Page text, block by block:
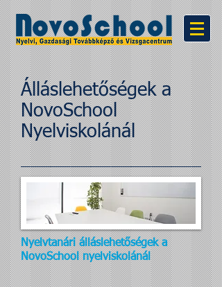
Álláslehetőségek a
NovoSchool
Nyelviskolánál
Nyelvtanári álláslehetőségek a
NovoSchool nyelviskolánál